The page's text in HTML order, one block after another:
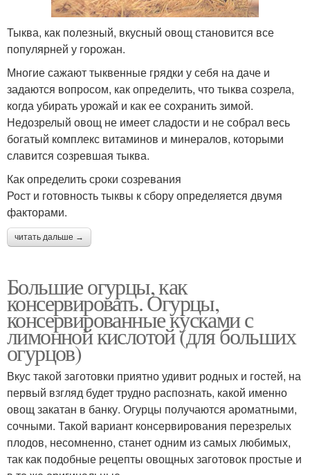
Тыква, как полезный, вкусный овощ становится все
популярней у горожан.
Многие сажают тыквенные грядки у себя на даче и
задаются вопросом, как определить, что тыква созрела,
когда убирать урожай и как ее сохранить зимой.
Недозрелый овощ не имеет сладости и не собрал весь
богатый комплекс витаминов и минералов, которыми
славится созревшая тыква.
Как определить сроки созревания
Рост и готовность тыквы к сбору определяется двумя
факторами.
читать дальше →
Большие огурцы, как
консервировать. Огурцы,
консервированные кусками с
лимонной кислотой (для больших
огурцов)
Вкус такой заготовки приятно удивит родных и гостей, на
первый взгляд будет трудно распознать, какой именно
овощ закатан в банку. Огурцы получаются ароматными,
сочными. Такой вариант консервирования перезрелых
плодов, несомненно, станет одним из самых любимых,
так как подобные рецепты овощных заготовок простые и